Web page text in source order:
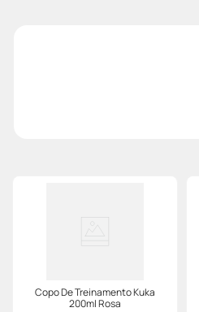
Copo De Treinamento Kuka
200ml Rosa